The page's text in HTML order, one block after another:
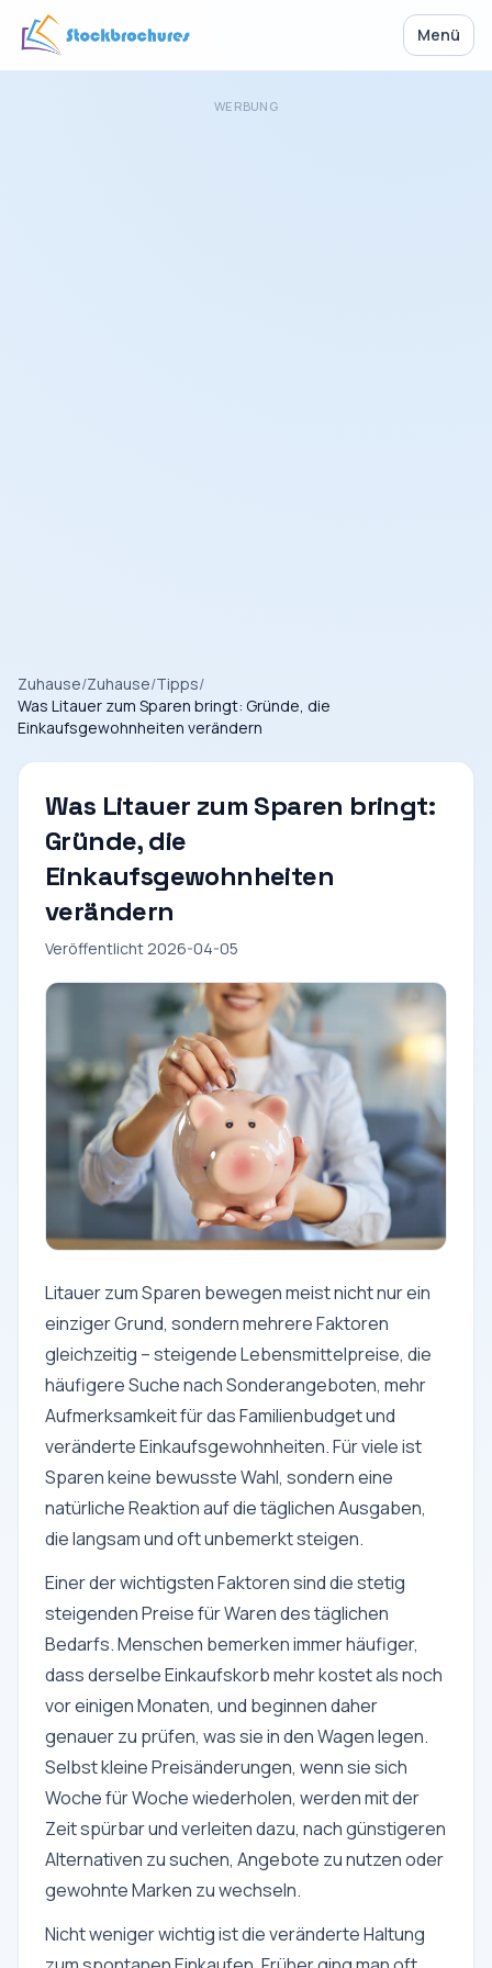
Menü
WERBUNG
Zuhause/Zuhause/Tipps/
Was Litauer zum Sparen bringt: Gründe, die
Einkaufsgewohnheiten verändern
Was Litauer zum Sparen bringt:
Gründe, die
Einkaufsgewohnheiten
verändern
Veröffentlicht 2026-04-05
Litauer zum Sparen bewegen meist nicht nur ein
einziger Grund, sondern mehrere Faktoren
gleichzeitig – steigende Lebensmittelpreise, die
häufigere Suche nach Sonderangeboten, mehr
Aufmerksamkeit für das Familienbudget und
veränderte Einkaufsgewohnheiten. Für viele ist
Sparen keine bewusste Wahl, sondern eine
natürliche Reaktion auf die täglichen Ausgaben,
die langsam und oft unbemerkt steigen.
Einer der wichtigsten Faktoren sind die stetig
steigenden Preise für Waren des täglichen
Bedarfs. Menschen bemerken immer häufiger,
dass derselbe Einkaufskorb mehr kostet als noch
vor einigen Monaten, und beginnen daher
genauer zu prüfen, was sie in den Wagen legen.
Selbst kleine Preisänderungen, wenn sie sich
Woche für Woche wiederholen, werden mit der
Zeit spürbar und verleiten dazu, nach günstigeren
Alternativen zu suchen, Angebote zu nutzen oder
gewohnte Marken zu wechseln.
Nicht weniger wichtig ist die veränderte Haltung